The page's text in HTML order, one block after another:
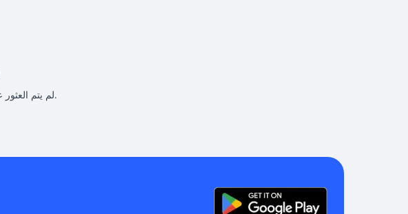
لم يتم العثور على مقالات مطابقة للبحث الذي تم تحديده.